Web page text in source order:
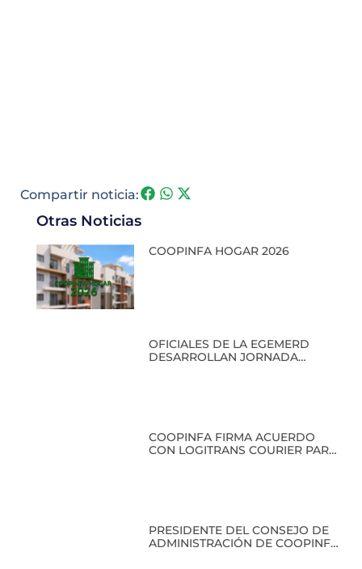
Compartir noticia:
Otras Noticias
COOPINFA HOGAR 2026
OFICIALES DE LA EGEMERD
DESARROLLAN JORNADA
COOPINFA FIRMA ACUERDO
CON LOGITRANS COURIER PARA
PRESIDENTE DEL CONSEJO DE
ADMINISTRACIÓN DE COOPINFA